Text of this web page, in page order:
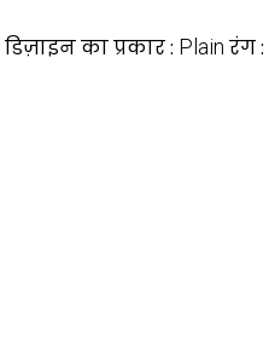
डिज़ाइन का प्रकार : Plain रंग :